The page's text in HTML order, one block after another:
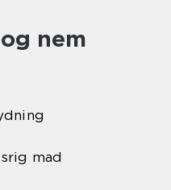
nem
mad